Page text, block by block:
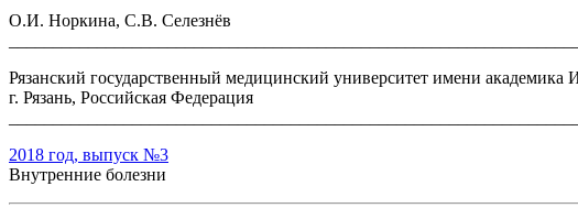
О.И. Норкина, С.В. Селезнёв
Рязанский государственный медицинский университет имени академика
г. Рязань, Российская Федерация
2018 год, выпуск №3
Внутренние болезни